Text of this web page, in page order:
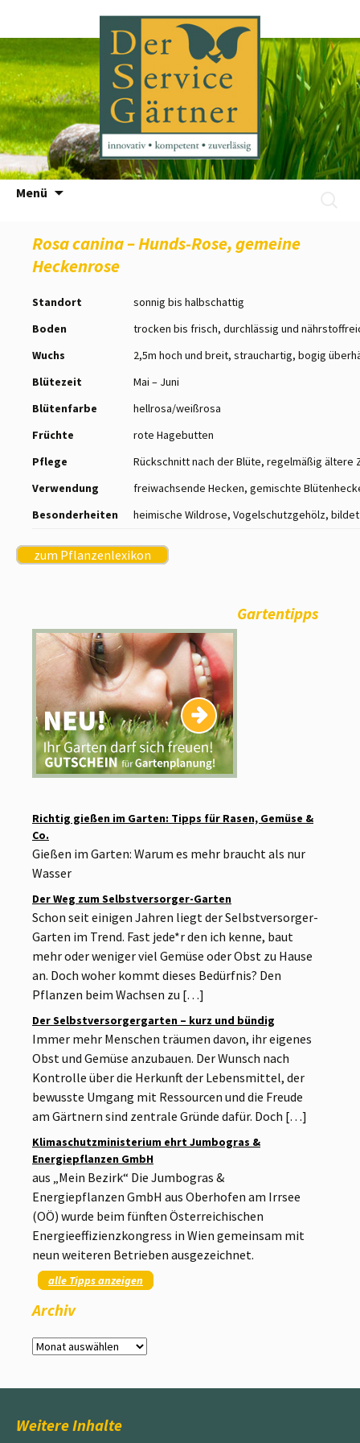
Menü
Zum
Rosa canina – Hunds-Rose, gemeine
Heckenrose
Standort
sonnig bis halbschattig
Boden
trocken bis frisch, durchlässig und
Wuchs
2,5m hoch und breit, strauchartig, bogig
Blütezeit
Mai – Juni
Blütenfarbe
hellrosa/weißrosa
Früchte
rote Hagebutten
Pflege
Rückschnitt nach der Blüte, regelmäßig ältere
Verwendung
freiwachsende Hecken, gemischte
Besonderheiten
heimische Wildrose, Vogelschutzgehölz,
zum Pflanzenlexikon
Gartentipps
Richtig gießen im Garten: Tipps für Rasen, Gemüse &
Co.
Gießen im Garten: Warum es mehr braucht als nur
Wasser
Der Weg zum Selbstversorger-Garten
Schon seit einigen Jahren liegt der Selbstversorger-
Garten im Trend. Fast jede*r den ich kenne, baut
mehr oder weniger viel Gemüse oder Obst zu Hause
an. Doch woher kommt dieses Bedürfnis? Den
Pflanzen beim Wachsen zu […]
Der Selbstversorgergarten – kurz und bündig
Immer mehr Menschen träumen davon, ihr eigenes
Obst und Gemüse anzubauen. Der Wunsch nach
Kontrolle über die Herkunft der Lebensmittel, der
bewusste Umgang mit Ressourcen und die Freude
am Gärtnern sind zentrale Gründe dafür. Doch […]
Klimaschutzministerium ehrt Jumbogras &
Energiepflanzen GmbH
aus „Mein Bezirk“ Die Jumbogras &
Energiepflanzen GmbH aus Oberhofen am Irrsee
(OÖ) wurde beim fünften Österreichischen
Energieeffizienzkongress in Wien gemeinsam mit
neun weiteren Betrieben ausgezeichnet.
alle Tipps anzeigen
Archiv
Archiv
Weitere Inhalte